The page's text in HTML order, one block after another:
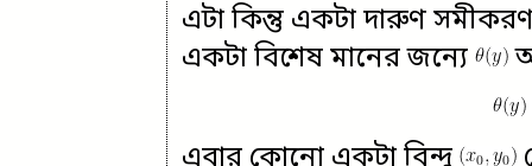
এটা কিন্তু একটা দারুণ
একটা বিশেষ মানের জন্যে